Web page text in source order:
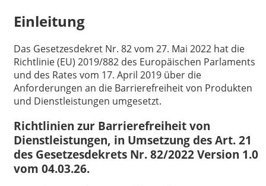
Einleitung
Das Gesetzesdekret Nr. 82 vom 27. Mai 2022 hat die
Richtlinie (EU) 2019/882 des Europäischen Parlaments
und des Rates vom 17. April 2019 über die
Anforderungen an die Barrierefreiheit von Produkten
und Dienstleistungen umgesetzt.
Richtlinien zur Barrierefreiheit von
Dienstleistungen, in Umsetzung des Art. 21
des Gesetzesdekrets Nr. 82/2022 Version 1.0
vom 04.03.26.